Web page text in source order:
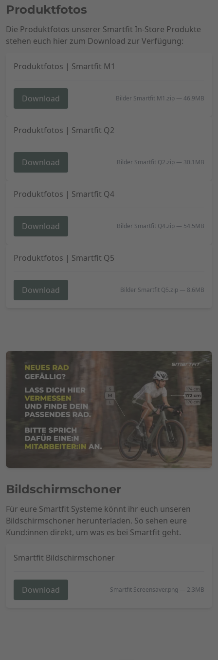
Produktfotos
Die Produktfotos unserer Smartfit In-Store Produkte
stehen euch hier zum Download zur Verfügung:
Produktfotos | Smartfit M1
Download Bilder Smartfit M1.zip — 46.9MB
Produktfotos | Smartfit Q2
Download Bilder Smartfit Q2.zip — 30.1MB
Produktfotos | Smartfit Q4
Download Bilder Smartfit Q4.zip — 54.5MB
Produktfotos | Smartfit Q5
Download Bilder Smartfit Q5.zip — 8.6MB
Bildschirmschoner
Für eure Smartfit Systeme könnt ihr euch unseren
Bildschirmschoner herunterladen. So sehen eure
Kund:innen direkt, um was es bei Smartfit geht.
Smartfit Bildschirmschoner
Download Smartfit Screensaver.png — 2.3MB